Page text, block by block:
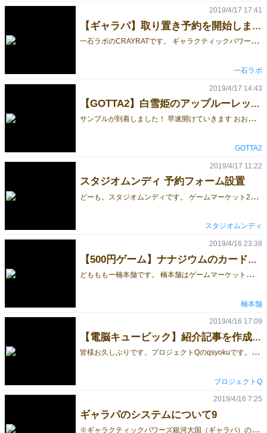
【ギャラパ】取り置き予約を開始しました（＆コラボ割）
一
石ラボのCRAYRATです。 ギャラクティックパワーズ銀河大戦、略してギャラパの取り置き予約を開始しました。 こちらのフォームから、お申し込みください。 取り置きは14時までとなっておりますので、14時までに受け取りが難しい場合は、予約時に必ず、ご連絡ください。 なお、今回、コラボサークル様のご協力により、気持ちばかりですが、コラボ割引をさせていただきます。 ギャラパをご予約いただき、コラボサークル様の対象商品をご購入の上、予約引取り時にご提示いただくと、300円の割引をさせていただきます。 コラボ対象作品については、ご予約は必須ではありませんが、売り切れ等で入手できなかった場合は、コラボ割引の対象とはなりませんのでご注意ください。 また、対象作品を複数、ご購入の場合でも、割引は重複せず、割引額は300円です。 コラボ割引を行う時間は、11:00～14:00となっています。 開始直後の混雑を避け、この時間内に、ギャラパの受け取りに来てください。 コラボサークル様と対象商品は、以下の通りです。 L18 ハッピーゲームズ様「幻影探偵団〈新装改訂版〉」 M21 ウニゲームス様「真贋のはざまで」 N44 BBBox様 「早撃ちパンツ！（コンプリート版、通常版）」 R22 HLKT工房様「デコピンスペースクラフト」 S08 まほろば様「Three Magic」 U10 森のコマさん様「ウィルスとロボの7日間」 なお、まだ予約するかどうかはわからないが、問い合わせしたい、あるいはリマインドメールが欲しい、という方は、こちらのコラボ割引お問い合わせフォームから、お問い合わせください。
2019/4/17 17:41
一石ラボ
【GOTTA2】白雪姫のアップルーレット【サンプル到着！】
サ
ンプルが到着しました！ 早速開けていきます おお！カードにシュリンクが！ 林檎のタイルもいい感じです 色もいい感じに印刷されてて最高でした！ 製品まであと一歩！
2019/4/17 14:43
GOTTA2
スタジオムンディ 予約フォーム設置
ど
ーも。スタジオムンディです。 ゲームマーケット2019春の出品作品について予約フォームを設置いたしました！ ▼▼▼ご予約はこちらから▼▼▼ https://forms.gle/DRRHNBaMpchTsCwG6 ※予約は終了いたしました。（2019/5/23 追記） ご予約いただけるタイトルは以下の2つです。 ▼本格中量級ユーロゲーム、「ヘゲモニア戦記」 http://gamemarket.jp/game/ヘゲモニア戦記/ ゲムマ価格：5000円 ▼4才からあそべる、どうぶつの百人一首「ひゃっぴきっしゅ」 http://gamemarket.jp/game/ひゃっぴきいっしゅ/ ゲムマ価格：1500円 ご予約、どうぞよろしくお願いいたします。
2019/4/17 11:22
スタジオムンディ
【500円ゲーム】ナナジウムのカードが届きました！【新作】
ど
もももー楠本舗です。 楠本舗はゲームマーケット春に5/25土のみ試遊卓付きで出展します！ ゲムマに出展し始めて早6年目となりましたー。 今回はなんと2年ぶりに完全新作が出ます！ その名も『ナナジウム』 ついに先日カードも届きましたー。写真はこちら↓ 12枚で最大4人まで遊べる ドラフト×バッティング×ブラフ 風味なゲームとなっています 価格は500円！ ルールの詳細はまた後ほど！
2019/4/16 23:38
楠本舗
【電脳キュービック】紹介記事を作成しました。
皆
様お久しぶりです。プロジェクトQのqsyokuです。 ゲムマ2019春に頒布予定のオリジナルTRPGシステム「電脳キュービック」の紹介記事をnoteに投稿しました。システムの世界観やルールをざっくりと紹介しています。 紹介ページはこちら
2019/4/16 17:09
プロジェクトQ
ギャラパのシステムについて9
※
ギャラクティックパワーズ銀河大国（ギャラパ）のシステムについて、数回に分けて説明しています。 初めて見る方は、ぜひこちらから見てください。 今回ご紹介するのは、移動アクションです。 アクション6 移動 移動アクションは、地上、軌道上、亜空間の間で、宇宙船を移動させるアクションです。 移動開始時に、燃料を1個消費します。 そして、エンジンの能力によって、2～5ステップの移動が可能です。 ただし、軌道上から亜空間への移動には、転移装置が建設されている必要があります。 つまり、スタート地点である母星から、他の惑星に植民するためには、まず移転装置を建設することが、一つの目標となるわけです。 亜空間からの出現（他の惑星の軌道上に移動)するときは、特にそういった制限はありませんが、その惑星から出て行くためには、またその惑星に転移装置を建設しなければいけません。 計画的に移動していかないと、片道切符になってしまうこともあるわけです。 さらに、母星以外の惑星に到達するときには、宇宙海賊や宇宙嵐など、様々な惑星イベントが発生します。 このイベントは、7割がリスクで、致命的なものもあります。 このリスクを軽減するためには、宇宙船の探知機を強化しておく必要があったりします。 移動アクションは、入植には必要不可欠ですが、それほど多用するアクションではありません。 特にゲーム序盤では、移動できるのは地上と軌道上の往復だけになります。 軌道上に施設を建設するために、鉱石を運搬したり、宇宙船を軌道上に移動させて、燃料を精製して宇宙船の開発を行う、といった場合にしか、このアクションは使いません。 しかし、後半になると、他のプレイヤーとバッティングする可能性も高まりますので、タイミングが重要かもしれません。 つづきはこちら。
2019/4/16 7:25